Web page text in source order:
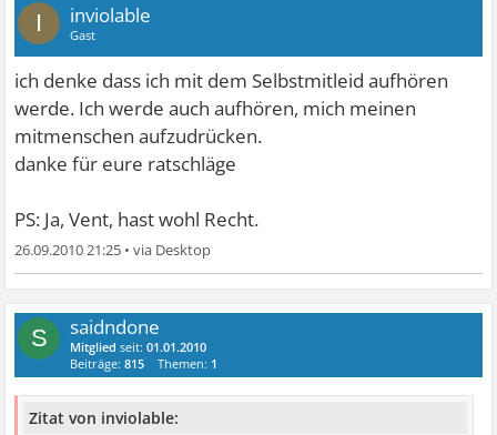
I inviolable
Gast
ich denke dass ich mit dem Selbstmitleid aufhören
werde. Ich werde auch aufhören, mich meinen
mitmenschen aufzudrücken.
danke für eure ratschläge
PS: Ja, Vent, hast wohl Recht.
26.09.2010 21:25 •
S saidndone
Mitglied seit:01.01.2010
Beiträge:815 Themen: 1
Zitat von inviolable: